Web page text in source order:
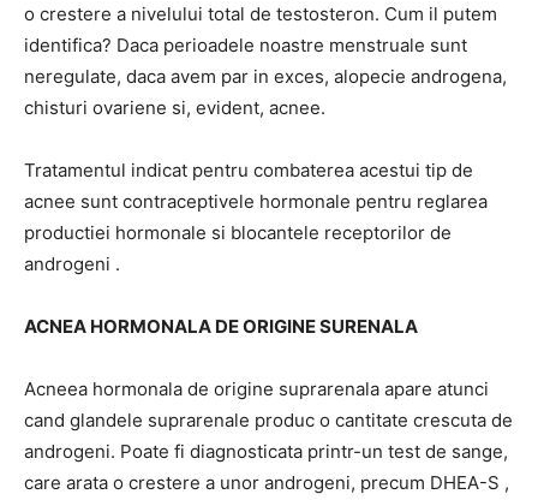
o crestere a nivelului total de testosteron. Cum il putem
identifica? Daca perioadele noastre menstruale sunt
neregulate, daca avem par in exces, alopecie androgena,
chisturi ovariene si, evident, acnee.
Tratamentul indicat pentru combaterea acestui tip de
acnee sunt contraceptivele hormonale pentru reglarea
productiei hormonale si blocantele receptorilor de
androgeni .
ACNEA HORMONALA DE ORIGINE SURENALA
Acneea hormonala de origine suprarenala apare atunci
cand glandele suprarenale produc o cantitate crescuta de
androgeni. Poate fi diagnosticata printr-un test de sange,
care arata o crestere a unor androgeni, precum DHEA-S ,